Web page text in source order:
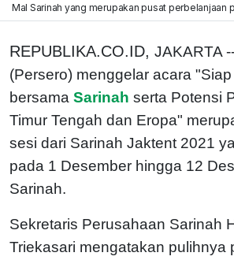
Mal Sarinah yang merupakan pusat perbelanjaan
REPUBLIKA.CO.ID, JAKARTA
(Persero) menggelar acara
bersama Sarinah serta Potensi
Timur Tengah dan Eropa"
sesi dari Sarinah Jaktent 2021
pada 1 Desember hingga 12
Sarinah.
Sekretaris Perusahaan Sarinah
Triekasari mengatakan pulihnya